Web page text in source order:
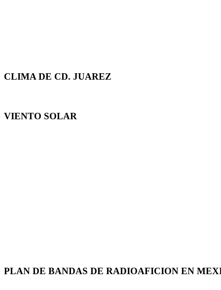
CLIMA DE CD. JUAREZ
VIENTO SOLAR
PLAN DE BANDAS DE RADIOAFICION EN